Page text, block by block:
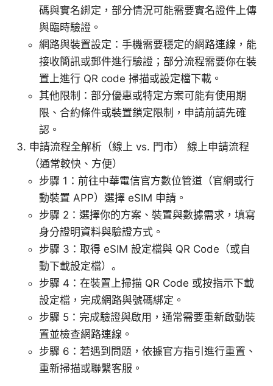
碼與實名綁定，部分情況可能需要實名證件上傳
與臨時驗證。
網路與裝置設定：手機需要穩定的網路連線，能
接收簡訊或郵件進行驗證；部分流程需要你在裝
置上進行 QR code 掃描或設定檔下載。
其他限制：部分優惠或特定方案可能有使用期
限、合約條件或裝置鎖定限制，申請前請先確
認。
申請流程全解析（線上 vs. 門市） 線上申請流程
（通常較快、方便）
步驟 1：前往中華電信官方數位管道（官網或行
動裝置 APP）選擇 eSIM 申請。
步驟 2：選擇你的方案、裝置與數據需求，填寫
身分證明資料與驗證方式。
步驟 3：取得 eSIM 設定檔與 QR Code（或自
動下載設定檔）。
步驟 4：在裝置上掃描 QR Code 或按指示下載
設定檔，完成網路與號碼綁定。
步驟 5：完成驗證與啟用，通常需要重新啟動裝
置並檢查網路連線。
步驟 6：若遇到問題，依據官方指引進行重置、
重新掃描或聯繫客服。